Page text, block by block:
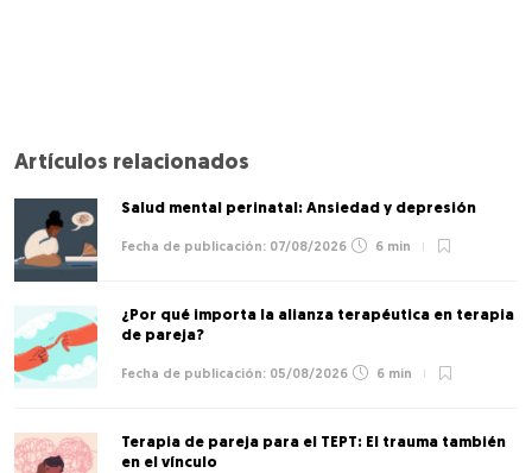
Artículos relacionados
Salud mental perinatal: Ansiedad y depresión
07/08/2026 6 min
¿Por qué importa la alianza terapéutica en terapia
de pareja?
05/08/2026 6 min
Terapia de pareja para el TEPT: El trauma también
en el vínculo